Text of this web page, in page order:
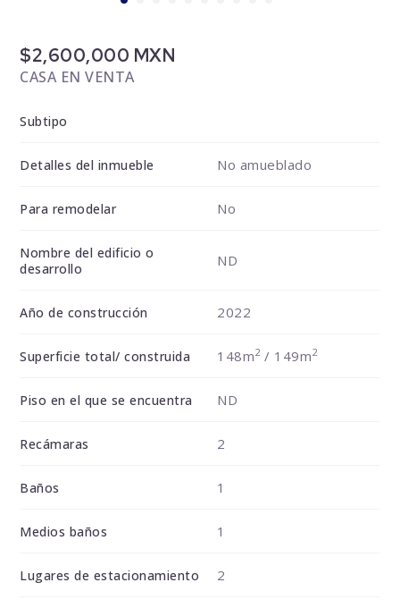
$2,600,000 MXN
CASA EN VENTA
Subtipo
Detalles del inmueble No amueblado
Para remodelar No
Nombre del edificio o
desarrollo
ND
Año de construcción 2022
Superficie total/ construida 148m2/ 149m2
Piso en el que se encuentra ND
Recámaras 2
Baños 1
Medios baños 1
Lugares de estacionamiento 2